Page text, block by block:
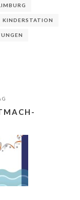
KINDERSTATION